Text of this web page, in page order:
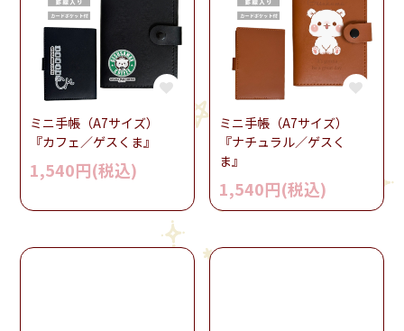
ミニ手帳（A7サイズ）
『カフェ／ゲスくま』
1,540円(税込)
ミニ手帳（A7サイズ）
『ナチュラル／ゲスく
ま』
1,540円(税込)